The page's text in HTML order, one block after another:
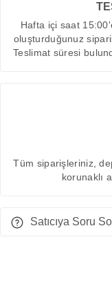
Hafta içi saat
oluşturduğunuz
Teslimat süresi
Tüm siparişleriniz,
korunaklı
Satıcıya Soru